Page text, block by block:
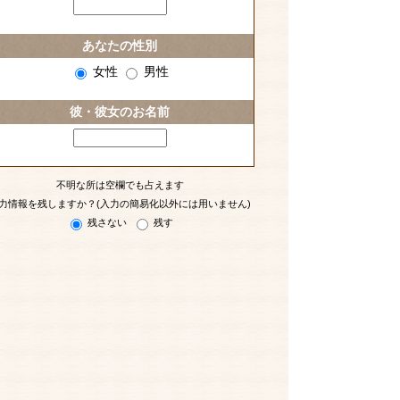
あなたの性別
女性
男性
彼・彼女のお名前
不明な所は空欄でも占えます
情報を残しますか？(入力の簡易化以外には用いません)
残さない
残す